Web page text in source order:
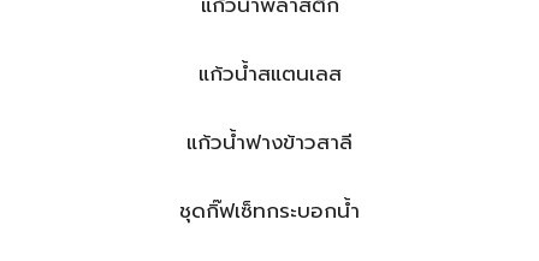
แก้วน้ำสแตนเลส
แก้วน้ำฟางข้าวสาลี
ชุดกิ๊ฟเซ็ทกระบอกน้ำ